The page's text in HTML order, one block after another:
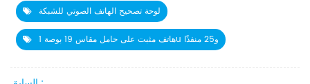
لوحة تصحيح الهاتف الصوتي للشبكة
هاتف مثبت على حامل مقاس 19 بوصة 1u و25 منفذًا